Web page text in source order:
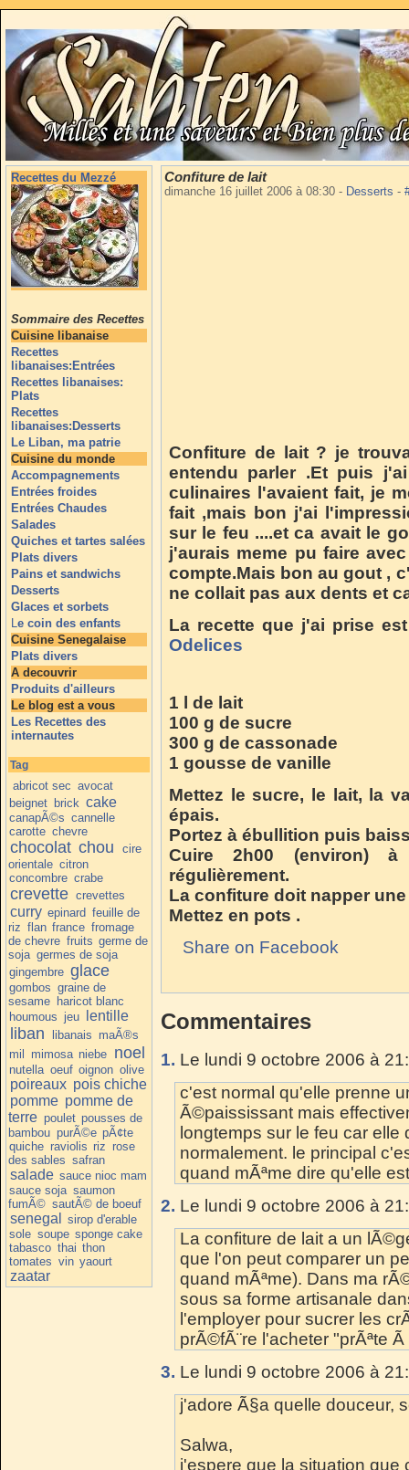
Recettes du Mezzé
Sommaire des Recettes
Cuisine libanaise
Recettes
libanaises:Entrées
Recettes libanaises:
Plats
Recettes
libanaises:Desserts
Le Liban, ma patrie
Cuisine du monde
Accompagnements
Entrées froides
Entrées Chaudes
Salades
Quiches et tartes salées
Plats divers
Pains et sandwichs
Desserts
Glaces et sorbets
Le coin des enfants
Cuisine Senegalaise
Plats divers
A decouvrir
Produits d'ailleurs
Le blog est a vous
Les Recettes des
internautes
Tag
abricot sec avocat
beignet brick cake
canapÃ©s cannelle
carotte chevre
chocolat chou
cire
orientale citron
concombre crabe
crevette crevettes
curry epinard feuille de
riz flan france fromage
de chevre fruits germe de
soja germes de soja
gingembre glace
gombos graine de
sesame haricot blanc
houmous jeu lentille
liban libanais maÃ®s
mil mimosa niebe noel
nutella oeuf oignon olive
poireaux pois chiche
pomme pomme de
terre poulet pousses de
bambou purÃ©e pÃ¢te
quiche raviolis riz rose
des sables safran
salade sauce nioc mam
sauce soja saumon
fumÃ© sautÃ© de boeuf
senegal
sirop d'erable
sole soupe sponge cake
tabasco thai thon
tomates vin yaourt
zaatar
Confiture de lait
dimanche 16 juillet 2006 à 08:30 - Desserts -
Confiture de lait ? je
entendu parler .Et puis
culinaires l'avaient fait, je
fait ,mais bon j'ai
sur le feu ....et ca avait le
j'aurais meme pu faire
compte.Mais bon au gout ,
ne collait pas aux dents et
La recette que j'ai prise
Odelices
1 l de lait
100 g de sucre
300 g de cassonade
1 gousse de vanille
Mettez le sucre, le lait, la
épais.
Portez à ébullition puis
Cuire 2h00 (environ)
régulièrement.
La confiture doit napper
Mettez en pots .
Share on Facebook
Commentaires
1. Le lundi 9 octobre 2006 à
c'est normal qu'elle prenne
Ã©paississant mais
longtemps sur le feu car elle
normalement. le principal
quand mÃªme dire qu'elle
2. Le lundi 9 octobre 2006 à
La confiture de lait a un
que l'on peut comparer un
quand mÃªme). Dans ma
sous sa forme artisanale
l'employer pour sucrer les
prÃ©fÃ¨re l'acheter "prÃªte
3. Le lundi 9 octobre 2006 à
j'adore Ã§a quelle douceur,
Salwa,
j'espere que la situation que